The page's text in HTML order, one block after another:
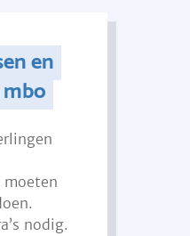
en
nodig.